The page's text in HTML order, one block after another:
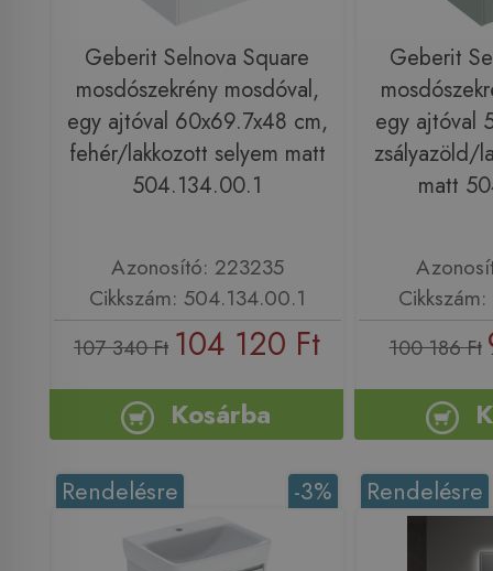
Geberit Selnova Square
mosdószekrény mosdóval,
egy ajtóval 60x69.7x48 cm,
fehér/lakkozott selyem matt
504.134.00.1
Azonosító: 223235
Cikkszám: 504.134.00.1
107 340 Ft 104 120 Ft
Kosárba
Geberit
egy ajtóval
zsályazöld/
matt
100 186 Ft
-3%
Rendelésre Rendelésre